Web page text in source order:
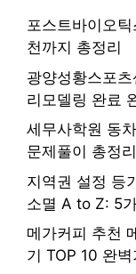
포스트바이오
천까지 총정리
광양성황스포
리모델링 완료
세무사학원 동
문제풀이 총정
지역권 설정 등
소멸 A to Z: 5
메가커피 추천
기 TOP 10 완